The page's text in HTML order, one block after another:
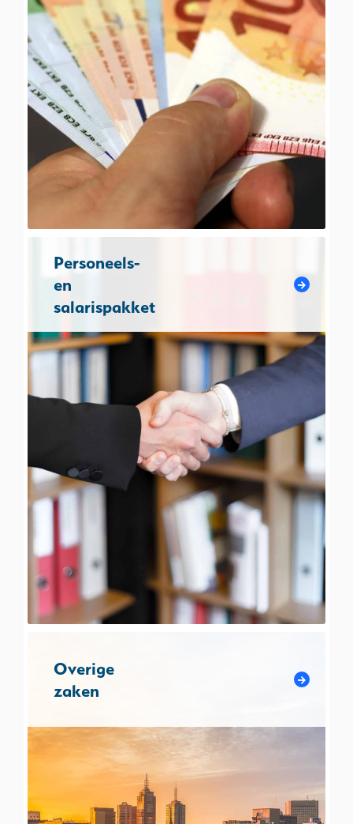
Personeels-
en
salarispakket
Overige
zaken